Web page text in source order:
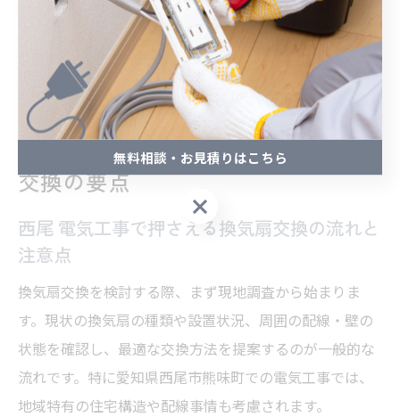
で不安が解消した」「急なトラブルにもすぐ駆けつけて
くれた」といった声が多く寄せられています。
愛知県西尾市熊味町における換気扇
交換の要点
西尾 電気工事で押さえる換気扇交換の流れと
注意点
換気扇交換を検討する際、まず現地調査から始まりま
す。現状の換気扇の種類や設置状況、周囲の配線・壁の
状態を確認し、最適な交換方法を提案するのが一般的な
流れです。特に愛知県西尾市熊味町での電気工事では、
地域特有の住宅構造や配線事情も考慮されます。
無料相談・お見積りはこちら
無料相談・お見積りはこちら